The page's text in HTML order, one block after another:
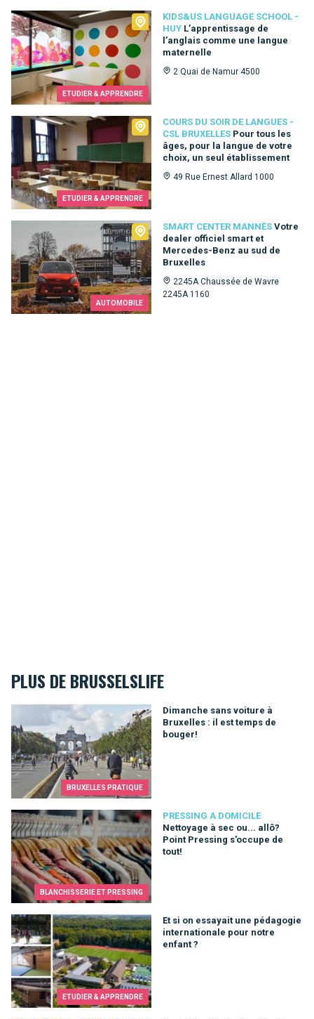
ETUDIER & APPRENDRE
KIDS&US LANGUAGE SCHOOL -
HUY L’apprentissage de
l’anglais comme une langue
maternelle
2 Quai de Namur 4500
Kids&Us language school - Huy
ETUDIER & APPRENDRE
COURS DU SOIR DE LANGUES -
CSL BRUXELLES Pour tous les
âges, pour la langue de votre
choix, un seul établissement
49 Rue Ernest Allard 1000
Cours du Soir de Langues - CSL Bruxelles
AUTOMOBILE
SMART CENTER MANNÈS Votre
dealer officiel smart et
Mercedes-Benz au sud de
Bruxelles
2245A Chaussée de Wavre
2245A 1160
Smart Center Mannès
PLUS DE BRUSSELSLIFE
BRUXELLES PRATIQUE
Dimanche sans voiture à
Bruxelles : il est temps de
bouger!
Dimanche sans voiture à Bruxelles : il est temps de bouger!
BLANCHISSERIE ET PRESSING
PRESSING A DOMICILE
Nettoyage à sec ou... allô?
Point Pressing s'occupe de
tout!
Nettoyage à sec ou... allô? Point Pressing s'occupe de tout!
ETUDIER & APPRENDRE
Et si on essayait une pédagogie
internationale pour notre
enfant ?
Et si on essayait une pédagogie internationale pour notre